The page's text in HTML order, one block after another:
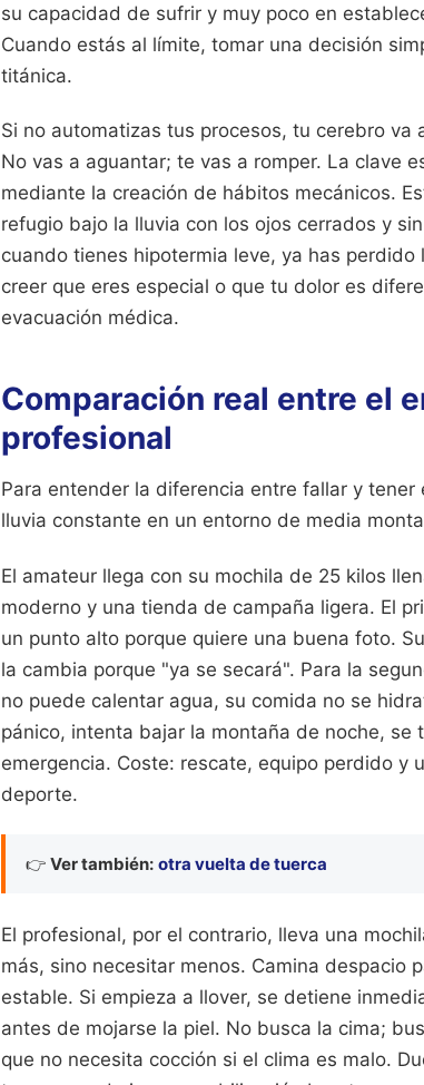
su capacidad de sufrir y muy poco en
Cuando estás al límite, tomar una decisión
titánica.
Si no automatizas tus procesos, tu cerebro va
No vas a aguantar; te vas a romper. La clave
mediante la creación de hábitos mecánicos.
refugio bajo la lluvia con los ojos cerrados y
cuando tienes hipotermia leve, ya has
creer que eres especial o que tu dolor es
evacuación médica.
Comparación real entre el
profesional
Para entender la diferencia entre fallar y
lluvia constante en un entorno de media
El amateur llega con su mochila de 25 kilos
moderno y una tienda de campaña ligera. El
un punto alto porque quiere una buena foto.
la cambia porque "ya se secará". Para la
no puede calentar agua, su comida no se
pánico, intenta bajar la montaña de noche,
emergencia. Coste: rescate, equipo perdido y
deporte.
👉 Ver también: otra vuelta de tuerca
El profesional, por el contrario, lleva una
más, sino necesitar menos. Camina despacio
estable. Si empieza a llover, se detiene
antes de mojarse la piel. No busca la cima;
que no necesita cocción si el clima es malo.